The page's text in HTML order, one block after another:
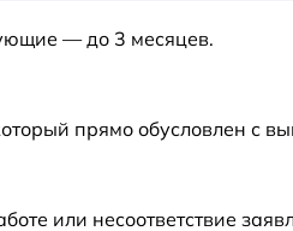
— до 3 месяцев.
прямо обусловлен с
или несоответствие